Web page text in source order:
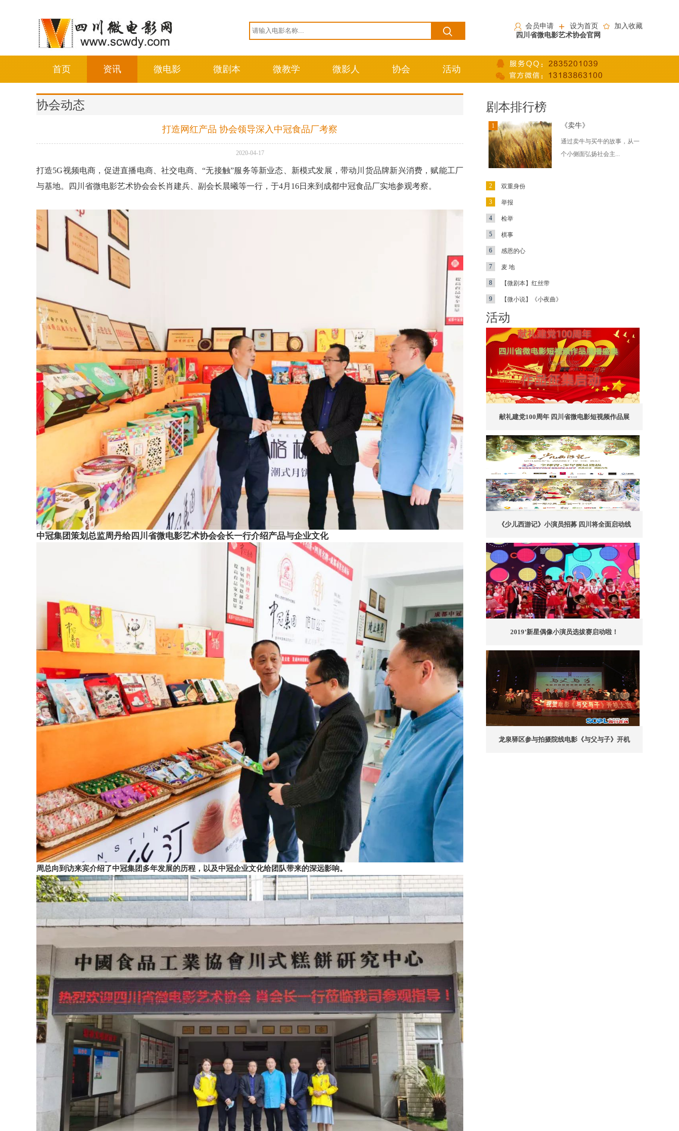
会员申请 设为首页
加入收藏
四川省微电影艺术协会官网
首页 资讯 微电影 微剧本 微教学 微影人 协会 活动
协会动态
打造网红产品 协会领导深入中冠食品厂考察
2020-04-17
打造5G视频电商， 促进直播电商、社交电商、“无接触”服务等新业态、新模式发展，带动川货品牌新兴消费，赋能工厂
与基地。四川省微电影艺术协会会长肖建兵、副会长晨曦等一行，于4月16日来到成都中冠食品厂实地参观考察。
中冠集团策划总监周丹给四川省微电影艺术协会会长一行介绍产品与企业文化
周总向到访来宾介绍了中冠集团多年发展的历程，以及中冠企业文化给团队带来的深远影响。
剧本排行榜
《卖牛》
通过卖牛与买牛的故事，从一
个小侧面弘扬社会主...
1
2 双重身份
3 举报
4 检举
5 棋事
6 感恩的心
7 麦 地
8 【微剧本】红丝带
9 【微小说】《小夜曲》
活动
献礼建党100周年 四川省微电影短视频作品展
《少儿西游记》小演员招募 四川将全面启动线
2019’新星偶像小演员选拔赛启动啦！
龙泉驿区参与拍摄院线电影《与父与子》开机